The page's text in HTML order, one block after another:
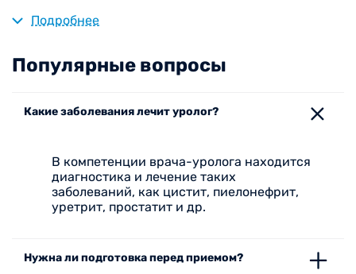
ПРЕИМУЩЕСТВА И ГАРАНТИИ
Мы стремимся обеспечить высокое качество
имеют высокую квалификацию и опыт
работы в области диагностики и лечения
сердечно-сосудистых заболеваний.
оборудование для диагностики и
Подробнее
Популярные вопросы
Какие заболевания лечит уролог?
В компетенции врача-уролога находится
диагностика и лечение таких
заболеваний, как цистит, пиелонефрит,
уретрит, простатит и др.
Нужна ли подготовка перед приемом?